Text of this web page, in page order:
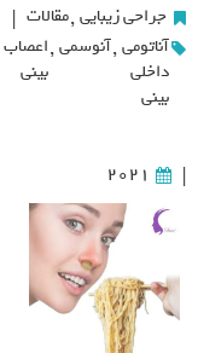
جراحی زیبایی ,مقالات |
آناتومی
داخلی
بینی
,آنوسمی ,اعصاب
بینی
|
2021